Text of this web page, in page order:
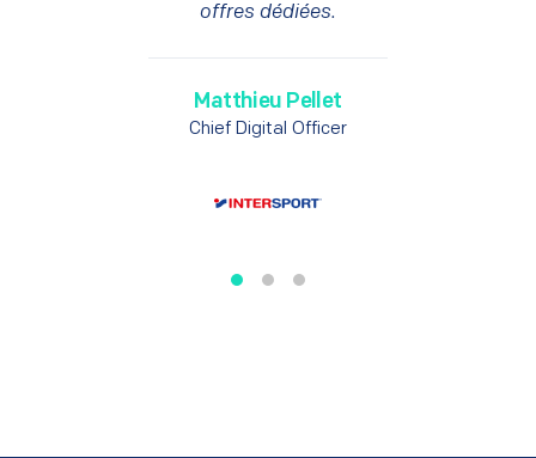
offres dédiées.
Matthieu Pellet
Chief Digital Officer